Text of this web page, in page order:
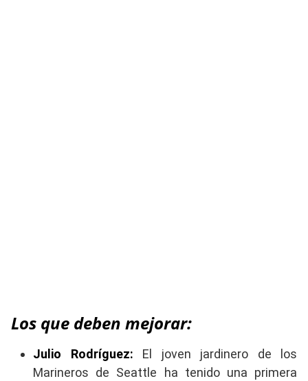
Los que deben mejorar:
Julio Rodríguez: El joven jardinero de los
Marineros de Seattle ha tenido una primera